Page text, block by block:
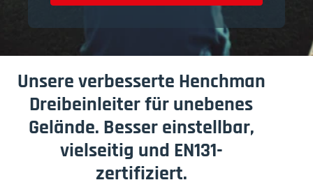
Unsere verbesserte Henchman
Dreibeinleiter für unebenes
Gelände. Besser einstellbar,
vielseitig und EN131-
zertifiziert.